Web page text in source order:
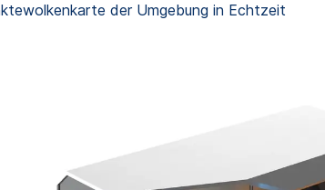
der Umgebung in Echtzeit